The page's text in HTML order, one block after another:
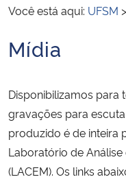
Ministério das Relações
Ministério da Economia
Ministério da Agricultura,
Ministério da Educação
Você está aqui: UFSM >
Início do conteúdo
Mídia
Disponibilizamos para
gravações para
produzido é de inteira
Laboratório de
(LACEM). Os links